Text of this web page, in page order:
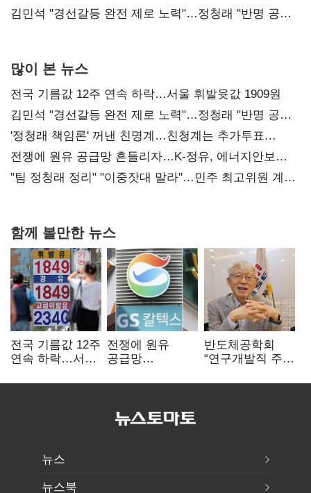
다툼 격화
김민석 "경선갈등 완전 제로 노력"…정청래 "반명 공세
많이 본 뉴스
전국 기름값 12주 연속 하락…서울 휘발윳값 1909원
김민석 "경선갈등 완전 제로 노력"…정청래 "반명 공세
사과부터"
'정청래 책임론' 꺼낸 친명계…친청계는 추가투표
때리기
전쟁에 원유 공급망 흔들리자…K-정유, 에너지안보
핵심으로 재부상
"팀 정청래 정리" "이중잣대 말라"…민주 최고위원 계파
함께 볼만한 뉴스
전국 기름값 12주
연속 하락…서울
전쟁에 원유
공급망
정유, 에너지안보
반도체공학회
“연구개발직 주
개선해야”
뉴스
뉴스북